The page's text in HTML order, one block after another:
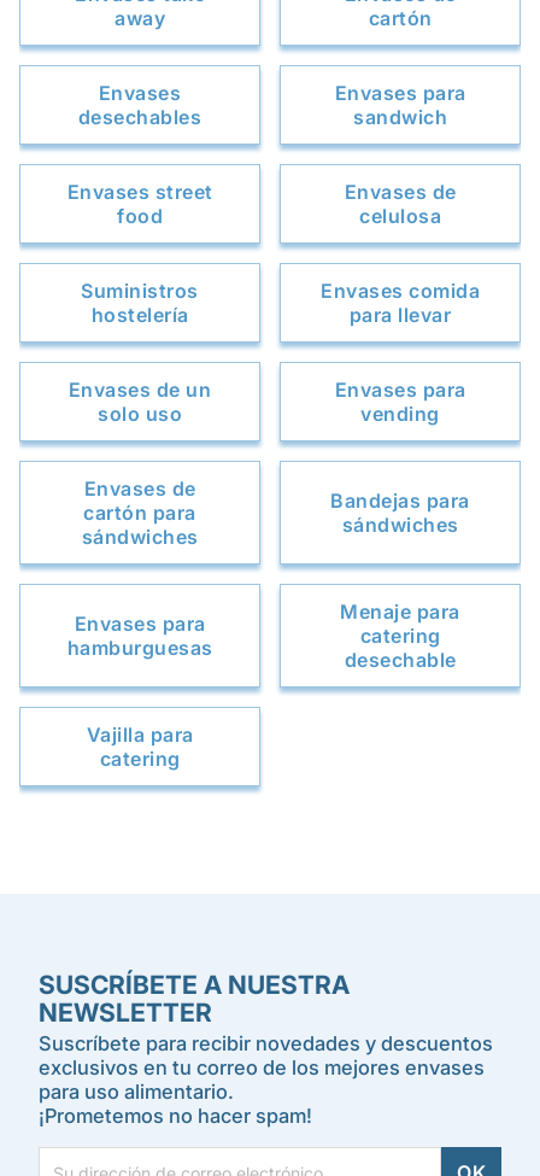
away
cartón
Envases
desechables
Envases para
sandwich
Envases street
food
Envases de
celulosa
Suministros
hostelería
Envases comida
para llevar
Envases de un
solo uso
Envases para
vending
Envases de
cartón para
sándwiches
Bandejas para
sándwiches
Envases para
hamburguesas
Menaje para
catering
desechable
Vajilla para
catering
SUSCRÍBETE A NUESTRA
NEWSLETTER
Suscríbete para recibir novedades y descuentos
exclusivos en tu correo de los mejores envases
para uso alimentario.
¡Prometemos no hacer spam!